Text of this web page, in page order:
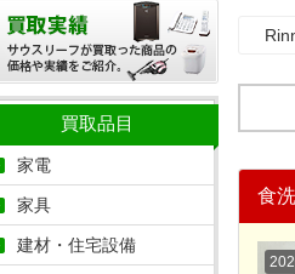
食
買取品目
家電
家具
建材・住宅設備